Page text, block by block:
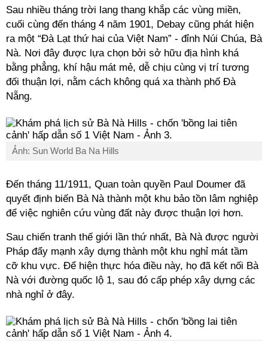
Sau nhiều tháng trời lang thang khắp các vùng miền,
cuối cùng đến tháng 4 năm 1901, Debay cũng phát hiện
ra một “Đà Lạt thứ hai của Việt Nam” - đỉnh Núi Chúa, Bà
Nà. Nơi đây được lựa chọn bởi sở hữu địa hình khá
bằng phẳng, khí hậu mát mẻ, dễ chịu cùng vị trí tương
đối thuận lợi, nằm cách không quá xa thành phố Đà
Nẵng.
Ảnh: Sun World Ba Na Hills
Đến tháng 11/1911, Quan toàn quyền Paul Doumer đã
quyết định biến Bà Nà thành một khu bảo tồn lâm nghiệp
để việc nghiên cứu vùng đất này được thuận lợi hơn.
Sau chiến tranh thế giới lần thứ nhất, Bà Nà được người
Pháp đẩy mạnh xây dựng thành một khu nghỉ mát tầm
cỡ khu vực. Để hiện thực hóa điều này, họ đã kết nối Bà
Nà với đường quốc lộ 1, sau đó cấp phép xây dựng các
nhà nghỉ ở đây.